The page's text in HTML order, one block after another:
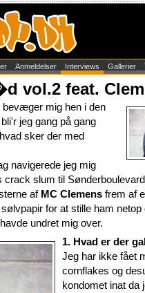
Anmeldelser Interviews Gallerier
vol.2 feat.
bevæger mig hen i den
jeg gang på gang
sker der med
navigerede jeg mig
crack slum til
af MC Clemens frem af
for at stille ham
undret mig over.
1. Hvad er der
Jeg har ikke fået
cornflakes og
kondomet inat da